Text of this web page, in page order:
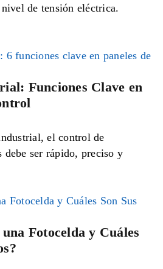
de tensión eléctrica.
Funciones Clave en
el control de
debe ser rápido, preciso y
Fotocelda y Cuáles